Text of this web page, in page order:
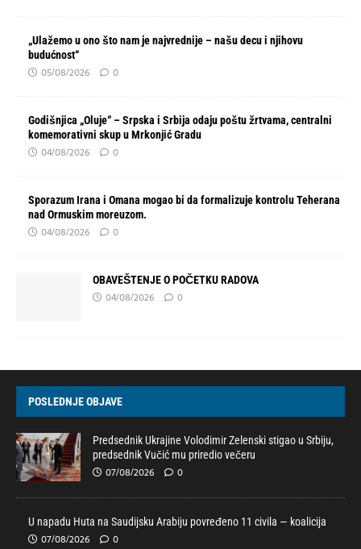
„Ulažemo u ono što nam je najvrednije – našu decu i njihovu
budućnost“
05/08/2026 0
Godišnjica „Oluje“ – Srpska i Srbija odaju poštu žrtvama, centralni
komemorativni skup u Mrkonjić Gradu
04/08/2026 0
Sporazum Irana i Omana mogao bi da formalizuje kontrolu Teherana
nad Ormuskim moreuzom.
04/08/2026 0
OBAVEŠTENJE O POČETKU RADOVA
04/08/2026 0
POSLEDNJE OBJAVE
Predsednik Ukrajine Volodimir Zelenski stigao u Srbiju,
predsednik Vučić mu priredio večeru
07/08/2026 0
U napadu Huta na Saudijsku Arabiju povređeno 11 civila — koalicija
07/08/2026 0